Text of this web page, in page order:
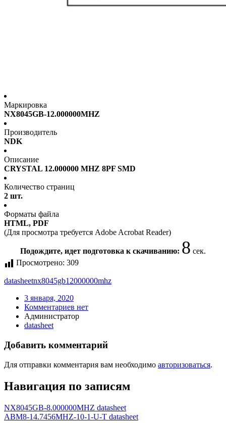
Маркировка
NX8045GB-12.000000MHZ
Производитель
NDK
Описание
CRYSTAL 12.000000 MHZ 8PF SMD
Количество страниц
2 шт.
Форматы файла
HTML, PDF
(Для просмотра требуется Adobe Acrobat Reader)
Подождите, идет подготовка к скачиванию: 8 сек.
Просмотрено: 309
datasheetnx8045gb12000000mhz
3 января, 2020
Комментариев нет
Администратор
datasheet
Добавить комментарий
Для отправки комментария вам необходимо авторизоваться.
Навигация по записям
NX8045GB-8.000000MHZ datasheet
ABM8-14.7456MHZ-10-1-U-T datasheet